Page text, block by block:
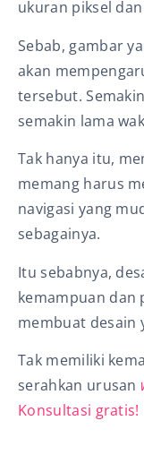
ukuran piksel
Sebab, gambar
akan
tersebut.
semakin lama
Tak hanya itu,
memang harus
navigasi yang
sebagainya.
Itu sebabnya,
kemampuan dan
membuat desain
Tak memiliki
serahkan urusan
Konsultasi gratis!